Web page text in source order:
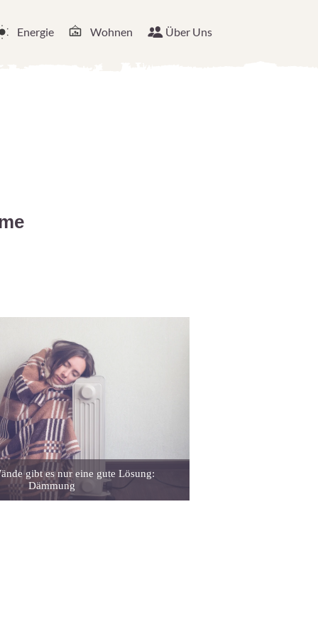
Energie Wohnen Über Uns
gibt es nur eine gute Lösung:
Dämmung